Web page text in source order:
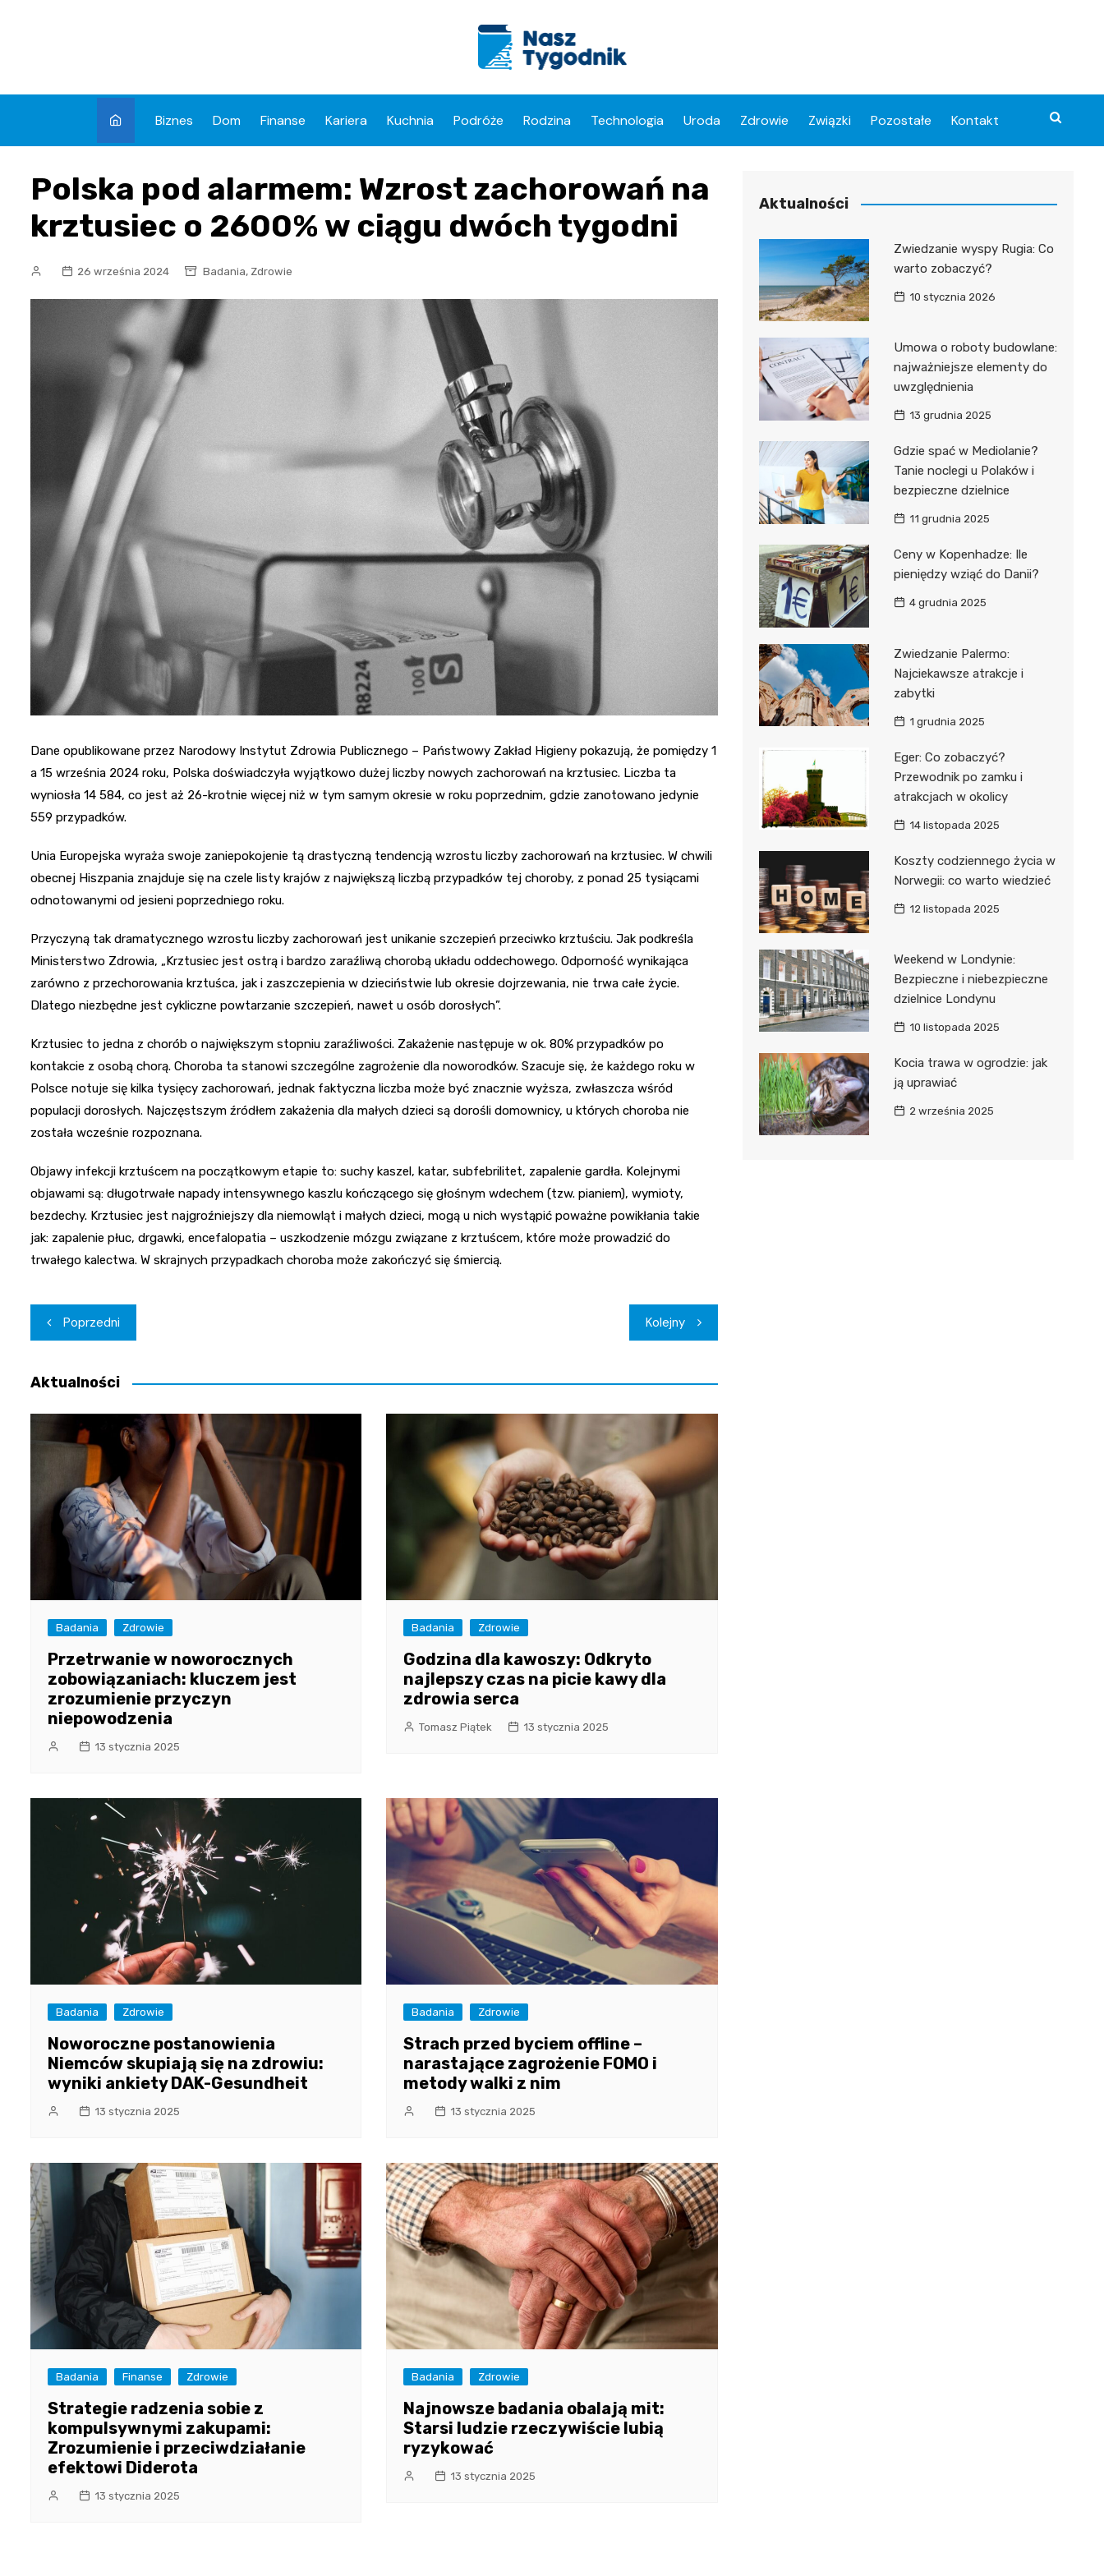
Biznes Dom Finanse Kariera Kuchnia Podróże Rodzina Technologia Uroda Zdrowie Związki Pozostałe Kontakt
Polska pod alarmem: Wzrost zachorowań na
krztusiec o 2600% w ciągu dwóch tygodni
26 września 2024 Badania, Zdrowie
Dane opublikowane przez Narodowy Instytut Zdrowia Publicznego – Państwowy Zakład Higieny pokazują, że pomiędzy 1
a 15 września 2024 roku, Polska doświadczyła wyjątkowo dużej liczby nowych zachorowań na krztusiec. Liczba ta
wyniosła 14 584, co jest aż 26-krotnie więcej niż w tym samym okresie w roku poprzednim, gdzie zanotowano jedynie
559 przypadków.
Unia Europejska wyraża swoje zaniepokojenie tą drastyczną tendencją wzrostu liczby zachorowań na krztusiec. W chwili
obecnej Hiszpania znajduje się na czele listy krajów z największą liczbą przypadków tej choroby, z ponad 25 tysiącami
odnotowanymi od jesieni poprzedniego roku.
Przyczyną tak dramatycznego wzrostu liczby zachorowań jest unikanie szczepień przeciwko krztuściu. Jak podkreśla
Ministerstwo Zdrowia, „Krztusiec jest ostrą i bardzo zaraźliwą chorobą układu oddechowego. Odporność wynikająca
zarówno z przechorowania krztuśca, jak i zaszczepienia w dzieciństwie lub okresie dojrzewania, nie trwa całe życie.
Dlatego niezbędne jest cykliczne powtarzanie szczepień, nawet u osób dorosłych”.
Krztusiec to jedna z chorób o największym stopniu zaraźliwości. Zakażenie następuje w ok. 80% przypadków po
kontakcie z osobą chorą. Choroba ta stanowi szczególne zagrożenie dla noworodków. Szacuje się, że każdego roku w
Polsce notuje się kilka tysięcy zachorowań, jednak faktyczna liczba może być znacznie wyższa, zwłaszcza wśród
populacji dorosłych. Najczęstszym źródłem zakażenia dla małych dzieci są dorośli domownicy, u których choroba nie
została wcześnie rozpoznana.
Objawy infekcji krztuścem na początkowym etapie to: suchy kaszel, katar, subfebrilitet, zapalenie gardła. Kolejnymi
objawami są: długotrwałe napady intensywnego kaszlu kończącego się głośnym wdechem (tzw. pianiem), wymioty,
bezdechy. Krztusiec jest najgroźniejszy dla niemowląt i małych dzieci, mogą u nich wystąpić poważne powikłania takie
jak: zapalenie płuc, drgawki, encefalopatia – uszkodzenie mózgu związane z krztuścem, które może prowadzić do
trwałego kalectwa. W skrajnych przypadkach choroba może zakończyć się śmiercią.
Nawigacja
wpisu
Poprzedni Kolejny
Aktualności
Badania Zdrowie
Przetrwanie w noworocznych
zobowiązaniach: kluczem jest
zrozumienie przyczyn
niepowodzenia
13 stycznia 2025
Badania Zdrowie
Godzina dla kawoszy: Odkryto
najlepszy czas na picie kawy dla
zdrowia serca
Tomasz Piątek 13 stycznia 2025
Badania Zdrowie
Noworoczne postanowienia
Niemców skupiają się na zdrowiu:
wyniki ankiety DAK-Gesundheit
13 stycznia 2025
Badania Zdrowie
Strach przed byciem offline –
narastające zagrożenie FOMO i
metody walki z nim
13 stycznia 2025
Badania Finanse Zdrowie
Strategie radzenia sobie z
kompulsywnymi zakupami:
Zrozumienie i przeciwdziałanie
efektowi Diderota
13 stycznia 2025
Badania Zdrowie
Najnowsze badania obalają mit:
Starsi ludzie rzeczywiście lubią
ryzykować
13 stycznia 2025
Aktualności
Zwiedzanie wyspy Rugia: Co
warto zobaczyć?
10 stycznia 2026
Umowa o roboty budowlane:
najważniejsze elementy do
uwzględnienia
13 grudnia 2025
Gdzie spać w Mediolanie?
Tanie noclegi u Polaków i
bezpieczne dzielnice
11 grudnia 2025
Ceny w Kopenhadze: Ile
pieniędzy wziąć do Danii?
4 grudnia 2025
Zwiedzanie Palermo:
Najciekawsze atrakcje i
zabytki
1 grudnia 2025
Eger: Co zobaczyć?
Przewodnik po zamku i
atrakcjach w okolicy
14 listopada 2025
Koszty codziennego życia w
Norwegii: co warto wiedzieć
12 listopada 2025
Weekend w Londynie:
Bezpieczne i niebezpieczne
dzielnice Londynu
10 listopada 2025
Kocia trawa w ogrodzie: jak
ją uprawiać
2 września 2025